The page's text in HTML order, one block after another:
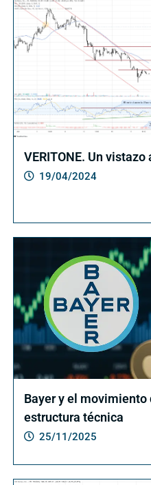
VERITONE. Un
19/04/2024
Bayer y el movimiento
estructura técnica
25/11/2025